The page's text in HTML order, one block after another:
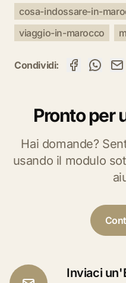
cosa-indossare-in-
viaggio-in-marocco
Condividi:
Pronto per
Hai domande?
usando il modulo
Inviaci